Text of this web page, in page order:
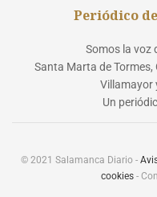
Periódico
Somos la voz
Santa Marta de
Villamayor
Un
© 2021 Salamanca Diario -
cookies-